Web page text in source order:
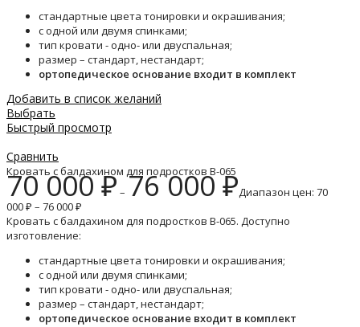
стандартные цвета тонировки и окрашивания;
с одной или двумя спинками;
тип кровати - одно- или двуспальная;
размер – стандарт, нестандарт;
ортопедическое основание входит в комплект
Добавить в список желаний
Выбрать
Быстрый просмотр
Сравнить
Кровать с балдахином для подростков B-065
70 000₽– 76 000₽Диапазон цен: 70
000 ₽ – 76 000 ₽
Кровать с балдахином для подростков B-065. Доступно
изготовление:
стандартные цвета тонировки и окрашивания;
с одной или двумя спинками;
тип кровати - одно- или двуспальная;
размер – стандарт, нестандарт;
ортопедическое основание входит в комплект